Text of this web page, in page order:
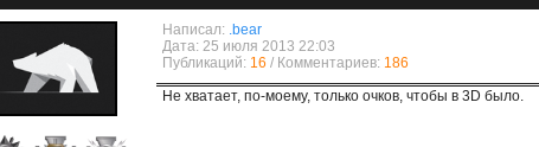
Написал: .bear
Дата: 25 июля 2013 22:03
Публикаций: 16 / Комментариев: 186
Не хватает, по-моему, только очков, чтобы в 3D было.